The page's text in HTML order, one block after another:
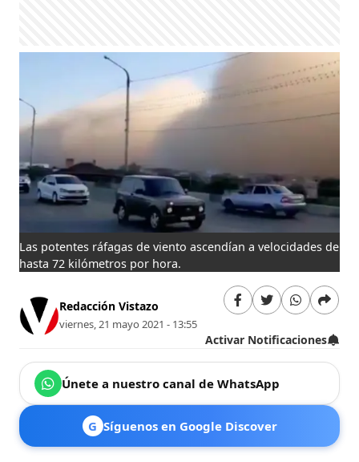
Las potentes ráfagas de viento ascendían a velocidades de
hasta 72 kilómetros por hora.
Redacción Vistazo
viernes, 21 mayo 2021 - 13:55
Activar Notificaciones
Únete a nuestro canal de WhatsApp
G Síguenos en Google Discover